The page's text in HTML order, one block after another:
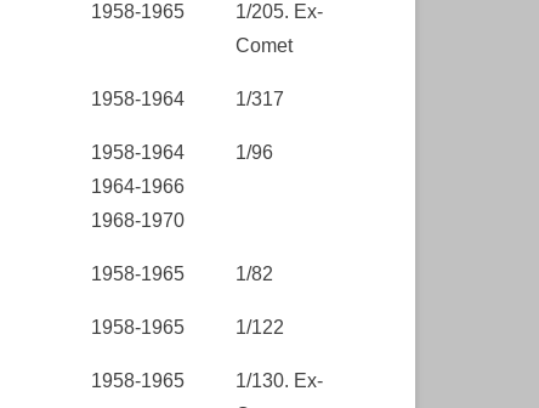
1958-1965
1/205. Ex-
Comet
1958-1964 1/317
1958-1964
1964-1966
1968-1970
1/96
1958-1965 1/82
1958-1965 1/122
1958-1965
1/130. Ex-